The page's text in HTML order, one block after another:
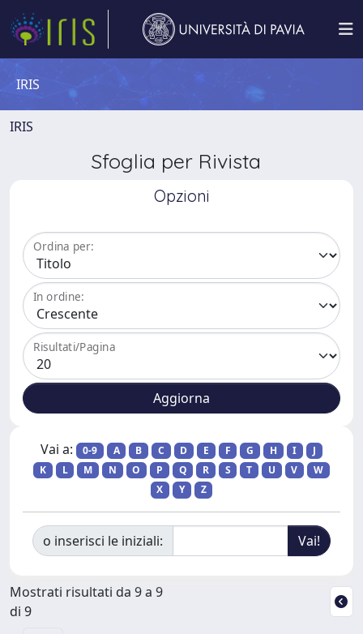
IRIS
IRIS
Sfoglia per Rivista
Opzioni
Ordina per:
In ordine:
Risultati/Pagina
Vai a: 0-9 A B C D E F G H I
J
K
L M N O P Q R S T U V
W
X
Y Z
o inserisci le iniziali:
Mostrati risultati da 9 a 9
di 9